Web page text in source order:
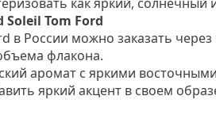
Tom Ford
в России можно заказать
флакона.
аромат с яркими
яркий акцент в своем